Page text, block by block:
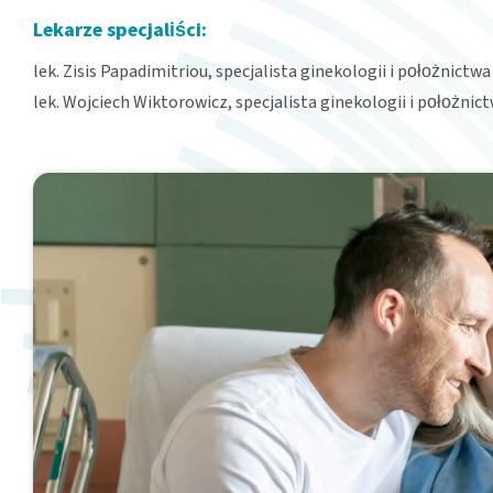
Lekarze specjaliści:
lek. Zisis Papadimitriou, specjalista ginekologii i położnictwa
lek. Wojciech Wiktorowicz, specjalista ginekologii i